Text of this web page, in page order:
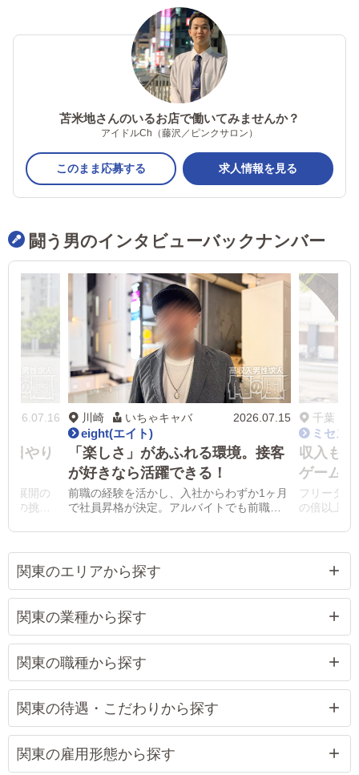
苫米地さんのいるお店で働いてみませんか？
アイドルCh（藤沢／ピンクサロン）
このまま応募する 求人情報を見る
闘う男のインタビューバックナンバー
2026.07.16
日やり
舗展開の
の挑戦
2026.07.15
川崎 いちゃキャバ
eight(エイト)
「楽しさ」があふれる環境。接客
が好きなら活躍できる！
前職の経験を活かし、入社からわずか1ヶ月
で社員昇格が決定。アルバイトでも前職よ
千葉
ミセス
収入も
ゲーム
フリータ
の倍以上と
関東のエリアから探す
関東の業種から探す
関東の職種から探す
関東の待遇・こだわりから探す
関東の雇用形態から探す